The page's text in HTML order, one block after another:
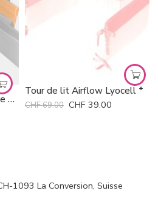
Tour de lit complet Centre Art *
Tour de lit Airflow Lyocell *
CHF69.00 CHF 39.00
1093 La Conversion, Suisse